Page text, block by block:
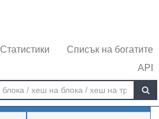
Статистики
Списък на богатите
API
височина